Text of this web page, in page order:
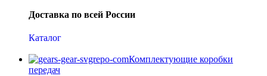
Доставка по всей России
Каталог
Комплектующие коробки
передач